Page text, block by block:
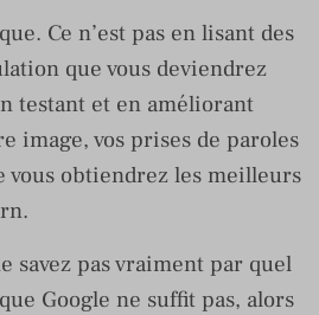
Ce n’est pas en lisant des
que vous deviendrez
testant et en améliorant
image, vos prises de paroles
vous obtiendrez les meilleurs
savez pas vraiment par quel
Google ne suffit pas, alors